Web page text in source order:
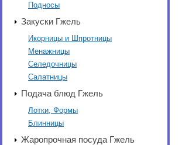
Подносы
Закуски Гжель
Икорницы и Шпротницы
Менажницы
Селедочницы
Салатницы
Подача блюд Гжель
Лотки, Формы
Блинницы
Жаропрочная посуда Гжель